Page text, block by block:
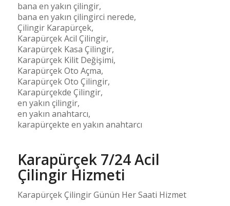
bana en yakın çilingir,
bana en yakın çilingirci nerede,
Çilingir Karapürçek,
Karapürçek Acil Çilingir,
Karapürçek Kasa Çilingir,
Karapürçek Kilit Değişimi,
Karapürçek Oto Açma,
Karapürçek Oto Çilingir,
Karapürçekde Çilingir,
en yakın çilingir,
en yakın anahtarcı,
karapürçekte en yakın anahtarcı
Karapürçek 7/24 Acil
Çilingir Hizmeti
Karapürçek Çilingir Günün Her Saati Hizmet